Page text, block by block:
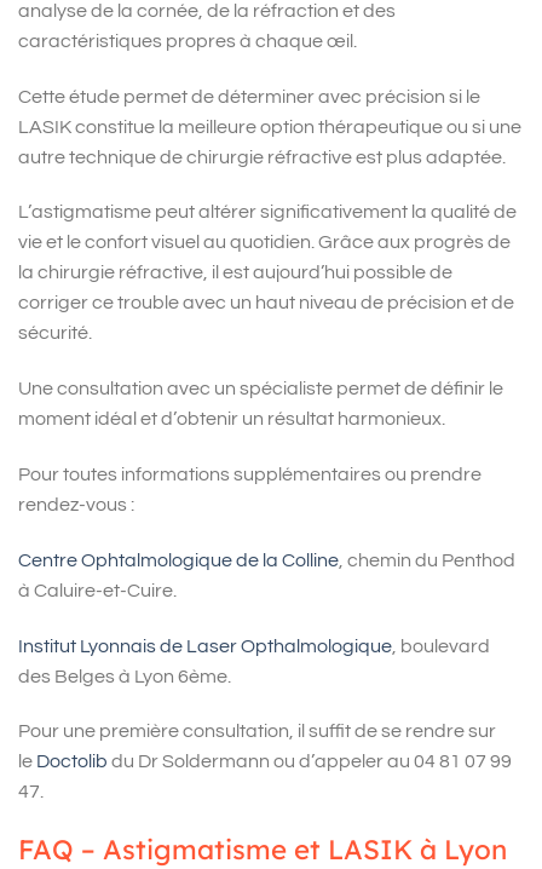
analyse de la cornée, de la réfraction et des
caractéristiques propres à chaque œil.
Cette étude permet de déterminer avec précision si le
LASIK constitue la meilleure option thérapeutique ou si une
autre technique de chirurgie réfractive est plus adaptée.
L’astigmatisme peut altérer significativement la qualité de
vie et le confort visuel au quotidien. Grâce aux progrès de
la chirurgie réfractive, il est aujourd’hui possible de
corriger ce trouble avec un haut niveau de précision et de
sécurité.
Une consultation avec un spécialiste permet de définir le
moment idéal et d’obtenir un résultat harmonieux.
Pour toutes informations supplémentaires ou prendre
rendez-vous :
Centre Ophtalmologique de la Colline , chemin du Penthod
à Caluire-et-Cuire.
Institut Lyonnais de Laser Opthalmologique , boulevard
des Belges à Lyon 6ème.
Pour une première consultation, il suffit de se rendre sur
le Doctolib du Dr Soldermann ou d’appeler au 04 81 07 99
47.
FAQ – Astigmatisme et LASIK à Lyon